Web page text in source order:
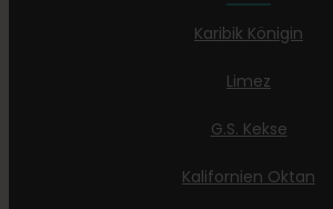
Karibik Königin
Limez
G.S. Kekse
Kalifornien Oktan